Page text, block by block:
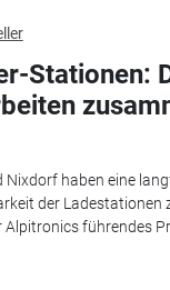
Stationen:
Nixdorf haben eine
der
führendes